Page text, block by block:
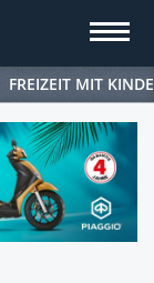
FREIZEIT MIT